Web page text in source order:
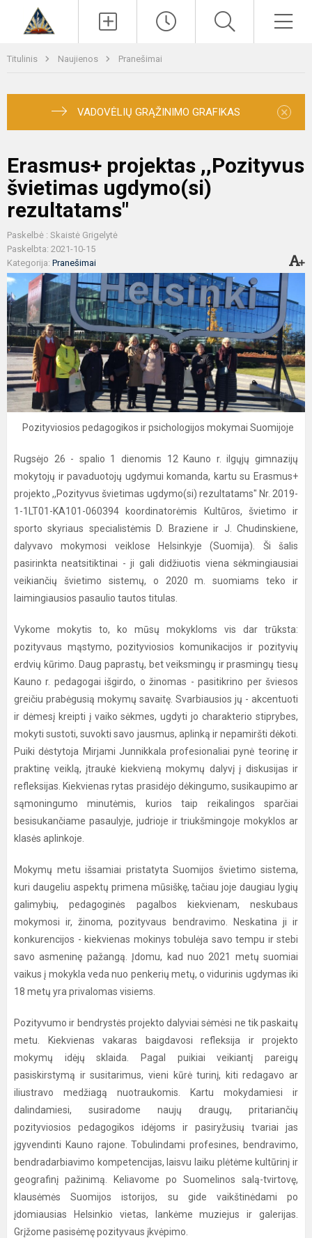
Titulinis Naujienos Pranešimai
VADOVĖLIŲ GRĄŽINIMO GRAFIKAS ×
Erasmus+ projektas ,,Pozityvus
švietimas ugdymo(si)
rezultatams"
Paskelbė : Skaistė Grigelytė
Paskelbta: 2021-10-15
Kategorija: Pranešimai
Pozityviosios pedagogikos ir psichologijos mokymai Suomijoje
Rugsėjo 26 - spalio 1 dienomis 12 Kauno r. ilgųjų gimnazijų
mokytojų ir pavaduotojų ugdymui komanda, kartu su Erasmus+
projekto ,,Pozityvus švietimas ugdymo(si) rezultatams" Nr. 2019-
1-1LT01-KA101-060394 koordinatorėmis Kultūros, švietimo ir
sporto skyriaus specialistėmis D. Braziene ir J. Chudinskiene,
dalyvavo mokymosi veiklose Helsinkyje (Suomija). Ši šalis
pasirinkta neatsitiktinai - ji gali didžiuotis viena sėkmingiausiai
veikiančių švietimo sistemų, o 2020 m. suomiams teko ir
laimingiausios pasaulio tautos titulas.
Vykome mokytis to, ko mūsų mokykloms vis dar trūksta:
pozityvaus mąstymo, pozityviosios komunikacijos ir pozityvių
erdvių kūrimo. Daug paprastų, bet veiksmingų ir prasmingų tiesų
Kauno r. pedagogai išgirdo, o žinomas - pasitikrino per šviesos
greičiu prabėgusią mokymų savaitę. Svarbiausios jų - akcentuoti
ir dėmesį kreipti į vaiko sėkmes, ugdyti jo charakterio stiprybes,
mokyti sustoti, suvokti savo jausmus, aplinką ir nepamiršti dėkoti.
Puiki dėstytoja Mirjami Junnikkala profesionaliai pynė teorinę ir
praktinę veiklą, įtraukė kiekvieną mokymų dalyvį į diskusijas ir
refleksijas. Kiekvienas rytas prasidėjo dėkingumo, susikaupimo ar
sąmoningumo minutėmis, kurios taip reikalingos sparčiai
besisukančiame pasaulyje, judrioje ir triukšmingoje mokyklos ar
klasės aplinkoje.
Mokymų metu išsamiai pristatyta Suomijos švietimo sistema,
kuri daugeliu aspektų primena mūsiškę, tačiau joje daugiau lygių
galimybių, pedagoginės pagalbos kiekvienam, neskubaus
mokymosi ir, žinoma, pozityvaus bendravimo. Neskatina ji ir
konkurencijos - kiekvienas mokinys tobulėja savo tempu ir stebi
savo asmeninę pažangą. Įdomu, kad nuo 2021 metų suomiai
vaikus į mokykla veda nuo penkerių metų, o vidurinis ugdymas iki
18 metų yra privalomas visiems.
Pozityvumo ir bendrystės projekto dalyviai sėmėsi ne tik paskaitų
metu. Kiekvienas vakaras baigdavosi refleksija ir projekto
mokymų idėjų sklaida. Pagal puikiai veikiantį pareigų
pasiskirstymą ir susitarimus, vieni kūrė turinį, kiti redagavo ar
iliustravo medžiagą nuotraukomis. Kartu mokydamiesi ir
dalindamiesi, susiradome naujų draugų, pritariančių
pozityviosios pedagogikos idėjoms ir pasiryžusių tvariai jas
įgyvendinti Kauno rajone. Tobulindami profesines, bendravimo,
bendradarbiavimo kompetencijas, laisvu laiku plėtėme kultūrinį ir
geografinį pažinimą. Keliavome po Suomelinos salą-tvirtovę,
klausėmės Suomijos istorijos, su gide vaikštinėdami po
įdomiausias Helsinkio vietas, lankėme muziejus ir galerijas.
Grįžome pasisėmę pozityvaus įkvėpimo.